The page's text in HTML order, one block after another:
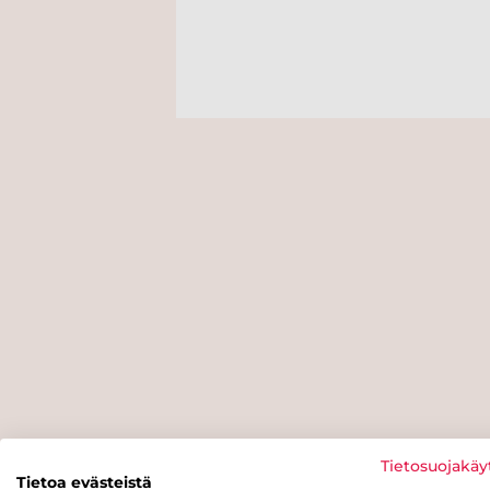
Tietoa evästeistä